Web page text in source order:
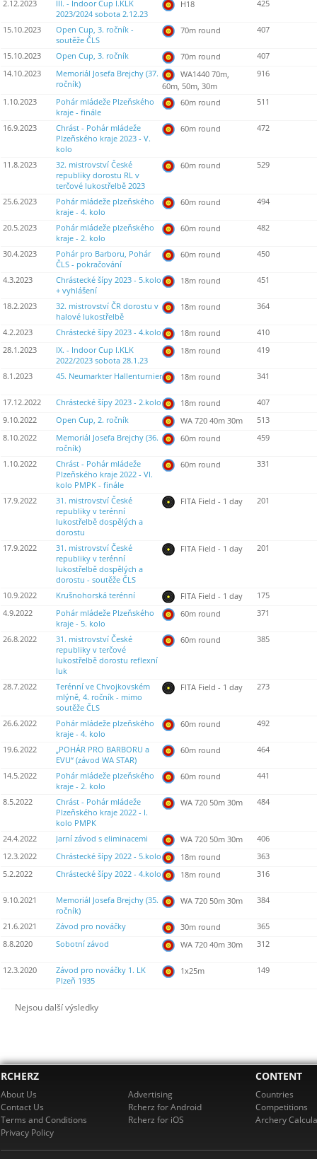
2.12.2023
III. - Indoor Cup I.KLK
2023/2024 sobota 2.12.23
H18 425
15.10.2023
Open Cup, 3. ročník -
soutěže ČLS
70m round 407
15.10.2023 Open Cup, 3. ročník 70m round
407
14.10.2023
Memoriál Josefa Brejchy (37.
ročník)
WA1440 70m,
60m, 50m, 30m
916
1.10.2023
Pohár mládeže Plzeňského
kraje - finále
60m round 511
16.9.2023
Chrást - Pohár mládeže
Plzeňského kraje 2023 - V.
kolo
60m round 472
11.8.2023
32. mistrovství České
republiky dorostu RL v
terčové lukostřelbě 2023
60m round 529
25.6.2023
Pohár mládeže plzeňského
kraje - 4. kolo
60m round 494
20.5.2023
Pohár mládeže plzeňského
kraje - 2. kolo
60m round 482
30.4.2023
Pohár pro Barboru, Pohár
ČLS - pokračování
60m round 450
4.3.2023
Chrástecké šípy 2023 - 5.kolo
+ vyhlášení
18m round 451
18.2.2023
32. mistrovství ČR dorostu v
halové lukostřelbě
18m round 364
4.2.2023 Chrástecké šípy 2023 - 4.kolo 18m round
410
28.1.2023
IX. - Indoor Cup I.KLK
2022/2023 sobota 28.1.23
18m round 419
8.1.2023 45. Neumarkter Hallenturnier 18m round 341
17.12.2022 Chrástecké šípy 2023 - 2.kolo 18m round
407
9.10.2022
Open Cup, 2. ročník WA 720 40m 30m
513
8.10.2022
Memoriál Josefa Brejchy (36.
ročník)
60m round 459
1.10.2022
Chrást - Pohár mládeže
Plzeňského kraje 2022 - VI.
kolo PMPK - finále
60m round 331
17.9.2022
31. mistrovství České
republiky v terénní
lukostřelbě dospělých a
dorostu
FITA Field - 1 day 201
17.9.2022
31. mistrovství České
republiky v terénní
lukostřelbě dospělých a
dorostu - soutěže ČLS
FITA Field - 1 day 201
10.9.2022 Krušnohorská terénní FITA Field - 1 day
175
4.9.2022
Pohár mládeže Plzeňského
kraje - 5. kolo
60m round 371
26.8.2022
31. mistrovství České
republiky v terčové
lukostřelbě dorostu reflexní
luk
60m round 385
28.7.2022
Terénní ve Chvojkovském
mlýně, 4. ročník - mimo
soutěže ČLS
FITA Field - 1 day 273
26.6.2022
Pohár mládeže plzeňského
kraje - 4. kolo
60m round 492
19.6.2022
„POHÁR PRO BARBORU a
EVU“ (závod WA STAR)
60m round 464
14.5.2022
Pohár mládeže plzeňského
kraje - 2. kolo
60m round 441
8.5.2022
Chrást - Pohár mládeže
Plzeňského kraje 2022 - I.
kolo PMPK
WA 720 50m 30m 484
24.4.2022 Jarní závod s eliminacemi WA 720 50m 30m
406
12.3.2022
Chrástecké šípy 2022 - 5.kolo 18m round
363
5.2.2022
Chrástecké šípy 2022 - 4.kolo 18m round 316
9.10.2021
Memoriál Josefa Brejchy (35.
ročník)
WA 720 50m 30m 384
21.6.2021 Závod pro nováčky 30m round
365
8.8.2020
Sobotní závod WA 720 40m 30m 312
12.3.2020
Závod pro nováčky 1. LK
Plzeň 1935
1x25m 149
Nejsou další výsledky
RCHERZ
About Us
Contact Us
Terms and Conditions
Privacy Policy
Advertising
Rcherz for Android
Rcherz for iOS
CONTENT
Countries
Competitions
Archery